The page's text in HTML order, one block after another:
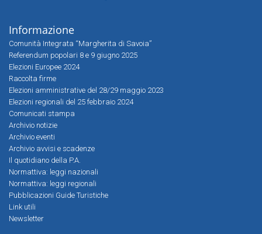
Informazione
Comunità Integrata “Margherita di Savoia”
Referendum popolari 8 e 9 giugno 2025
Elezioni Europee 2024
Raccolta firme
Elezioni amministrative del 28/29 maggio 2023
Elezioni regionali del 25 febbraio 2024
Comunicati stampa
Archivio notizie
Archivio eventi
Archivio avvisi e scadenze
Il quotidiano della P.A.
Normattiva: leggi nazionali
Normattiva: leggi regionali
Pubblicazioni Guide Turistiche
Link utili
Newsletter